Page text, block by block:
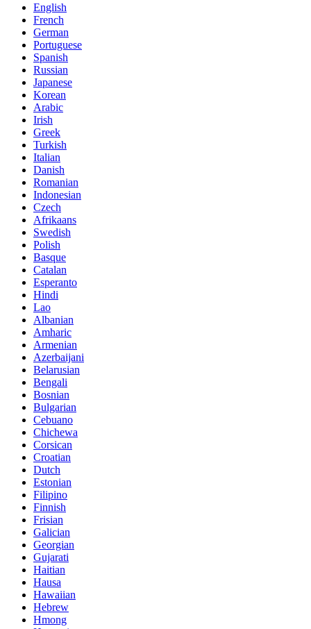
English
French
German
Portuguese
Spanish
Russian
Japanese
Korean
Arabic
Irish
Greek
Turkish
Italian
Danish
Romanian
Indonesian
Czech
Afrikaans
Swedish
Polish
Basque
Catalan
Esperanto
Hindi
Lao
Albanian
Amharic
Armenian
Azerbaijani
Belarusian
Bengali
Bosnian
Bulgarian
Cebuano
Chichewa
Corsican
Croatian
Dutch
Estonian
Filipino
Finnish
Frisian
Galician
Georgian
Gujarati
Haitian
Hausa
Hawaiian
Hebrew
Hmong